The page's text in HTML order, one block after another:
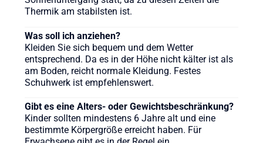
Thermik am stabilsten ist.
Was soll ich anziehen?
Kleiden Sie sich bequem und dem Wetter
entsprechend. Da es in der Höhe nicht kälter ist als
am Boden, reicht normale Kleidung. Festes
Schuhwerk ist empfehlenswert.
Gibt es eine Alters- oder Gewichtsbeschränkung?
Kinder sollten mindestens 6 Jahre alt und eine
bestimmte Körpergröße erreicht haben. Für